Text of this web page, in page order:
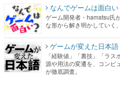
なんでゲームは面白い
ゲーム開発者・hamatsu氏
な形から解き明かしていく
ゲームが変えた日本語
「経験値」「裏技」「ラ
源や用法の変遷を、コンピ
が徹底調査。